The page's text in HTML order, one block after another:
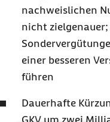
nachweislichen
nicht
einer besseren
führen
Dauerhafte
GKV um zwei